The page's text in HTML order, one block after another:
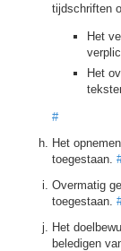
tijdschriften
Het
Het
#
Het
toegestaan.
Overmatig
toegestaan.
Het
beledigen